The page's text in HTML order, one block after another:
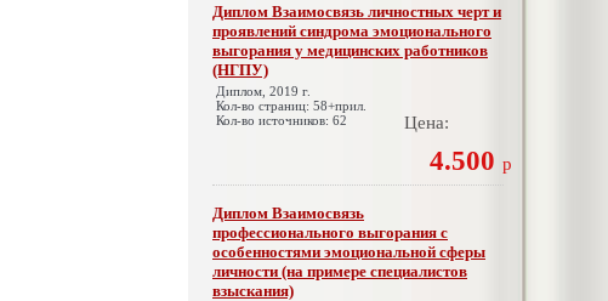
Диплом Взаимосвязь личностных черт и
проявлений синдрома эмоционального
выгорания у медицинских работников
(НГПУ)
Диплом, 2019 г.
Кол-во страниц: 58+прил.
Кол-во источников: 62
Цена:
4.500 р
Диплом Взаимосвязь
профессионального выгорания с
особенностями эмоциональной сферы
личности (на примере специалистов
взыскания)